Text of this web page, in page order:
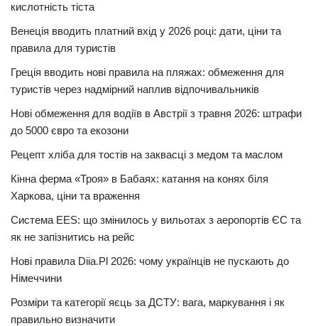
кислотність тіста
Венеція вводить платний вхід у 2026 році: дати, ціни та
правила для туристів
Греція вводить нові правила на пляжах: обмеження для
туристів через надмірний наплив відпочивальників
Нові обмеження для водіїв в Австрії з травня 2026: штрафи
до 5000 євро та екозони
Рецепт хліба для тостів на заквасці з медом та маслом
Кінна ферма «Троя» в Бабаях: катання на конях біля
Харкова, ціни та враження
Система EES: що змінилось у вильотах з аеропортів ЄС та
як не запізнитись на рейс
Нові правила Diia.Pl 2026: чому українців не пускають до
Німеччини
Розміри та категорії яєць за ДСТУ: вага, маркування і як
правильно визначити